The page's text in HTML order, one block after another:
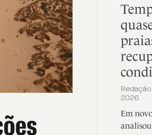
2026
Em